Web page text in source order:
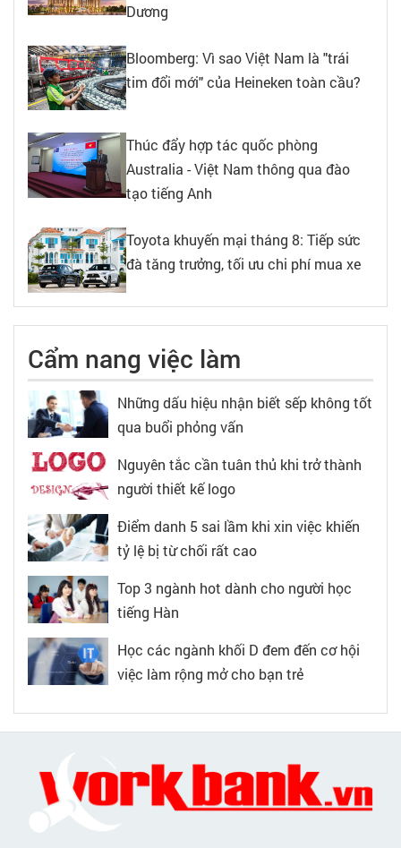
Dương
Bloomberg: Vì sao Việt Nam là "trái
tim đổi mới" của Heineken toàn cầu?
Thúc đẩy hợp tác quốc phòng
Australia - Việt Nam thông qua đào
tạo tiếng Anh
Toyota khuyến mại tháng 8: Tiếp sức
đà tăng trưởng, tối ưu chi phí mua xe
Cẩm nang việc làm
Những dấu hiệu nhận biết sếp không tốt
qua buổi phỏng vấn
Nguyên tắc cần tuân thủ khi trở thành
người thiết kế logo
Điểm danh 5 sai lầm khi xin việc khiến
tỷ lệ bị từ chối rất cao
Top 3 ngành hot dành cho người học
tiếng Hàn
Học các ngành khối D đem đến cơ hội
việc làm rộng mở cho bạn trẻ